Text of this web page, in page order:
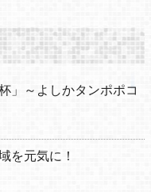
」～よしかタンポポコ
を元気に！